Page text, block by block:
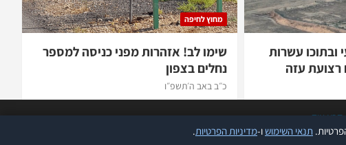
ובתוכו עשרות
רצועת עזה
מחוץ לחיפה
שימו לב! אזהרות מפני כניסה למספר
נחלים בצפון
כ״ב באב ה׳תשפ״ו
תנאי השימושו-מדיניות הפרטיות.
קרא עוד